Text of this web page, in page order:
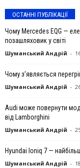
ОСТАННІ ПУБЛІКАЦІЇ
Чому Mercedes EQG —
позашляховик у світі
Шуманський Андрій -
Чому з’являється
Шуманський Андрій -
Audi може повернути
від Lamborghini
Шуманський Андрій -
Hyundai Ioniq 7 —
Шуманський Андрій -